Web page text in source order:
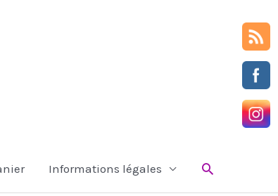
Informations légales Rechercher